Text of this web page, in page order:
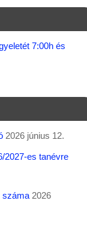
7:00h és
2026 június 12.
2027-es tanévre
száma 2026